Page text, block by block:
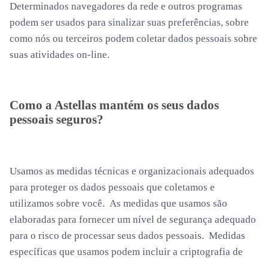
Determinados navegadores da rede e outros programas
podem ser usados para sinalizar suas preferências, sobre
como nós ou terceiros podem coletar dados pessoais sobre
suas atividades on-line.
Como a Astellas mantém os seus dados
pessoais seguros?
Usamos as medidas técnicas e organizacionais adequados
para proteger os dados pessoais que coletamos e
utilizamos sobre você. As medidas que usamos são
elaboradas para fornecer um nível de segurança adequado
para o risco de processar seus dados pessoais. Medidas
específicas que usamos podem incluir a criptografia de